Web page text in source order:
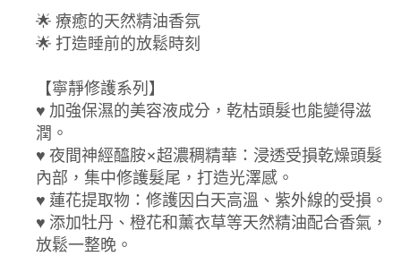
🌟 療癒的天然精油香氛
🌟 打造睡前的放鬆時刻
【寧靜修護系列】
♥ 加強保濕的美容液成分，乾枯頭髮也能變得滋
潤。
♥ 夜間神經醯胺×超濃稠精華：浸透受損乾燥頭髮
內部，集中修護髮尾，打造光澤感。
♥ 蓮花提取物：修護因白天高溫、紫外線的受損。
♥ 添加牡丹、橙花和薰衣草等天然精油配合香氣，
放鬆一整晚。